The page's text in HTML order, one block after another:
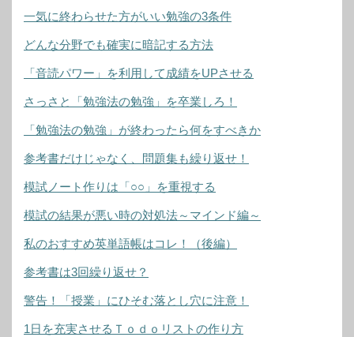
一気に終わらせた方がいい勉強の3条件
どんな分野でも確実に暗記する方法
「音読パワー」を利用して成績をUPさせる
さっさと「勉強法の勉強」を卒業しろ！
「勉強法の勉強」が終わったら何をすべきか
参考書だけじゃなく、問題集も繰り返せ！
模試ノート作りは「○○」を重視する
模試の結果が悪い時の対処法～マインド編～
私のおすすめ英単語帳はコレ！（後編）
参考書は3回繰り返せ？
警告！「授業」にひそむ落とし穴に注意！
1日を充実させるＴｏｄｏリストの作り方